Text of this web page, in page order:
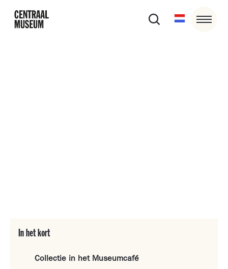
In het kort
Collectie in het Museumcafé